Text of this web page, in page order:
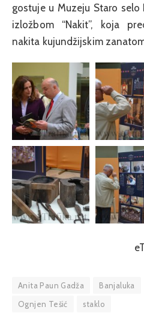
gostuje u Muzeju Staro selo
izložbom “Nakit”, koja
nakita kujundžijskim
Anita Paun Gadža Banjaluka
Ognjen Tešić
staklo